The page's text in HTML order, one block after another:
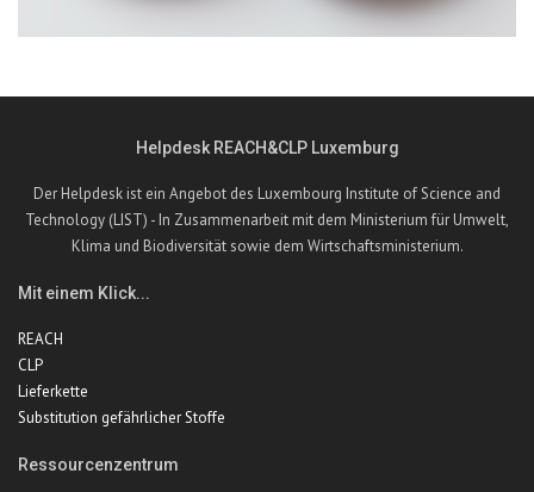
Helpdesk REACH&CLP Luxemburg
Der Helpdesk ist ein Angebot des Luxembourg Institute of Science and
Technology (LIST) - In Zusammenarbeit mit dem Ministerium für Umwelt,
Klima und Biodiversität sowie dem Wirtschaftsministerium.
Mit einem Klick...
REACH
CLP
Lieferkette
Substitution gefährlicher Stoffe
Ressourcenzentrum